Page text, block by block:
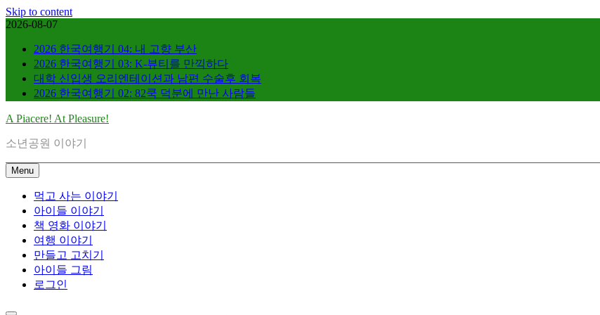
Skip to content
2026-08-07
2026 한국여행기 04: 내 고향 부산
2026 한국여행기 03: K-뷰티를 만끽하다
대학 신입생 오리엔테이션과 남편 수술후 회복
2026 한국여행기 02: 82쿡 덕분에 만난 사람들
A Piacere! At Pleasure!
소년공원 이야기
Menu
먹고 사는 이야기
아이들 이야기
책 영화 이야기
여행 이야기
만들고 고치기
아이들 그림
로그인